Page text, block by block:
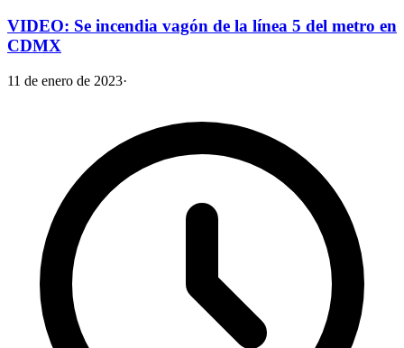
VIDEO: Se incendia vagón de la línea 5 del metro en
CDMX
11 de enero de 2023·